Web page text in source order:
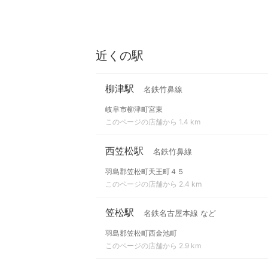
近くの駅
柳津駅 名鉄竹鼻線
岐阜市柳津町宮東
このページの店舗から 1.4 km
西笠松駅 名鉄竹鼻線
羽島郡笠松町天王町４５
このページの店舗から 2.4 km
笠松駅 名鉄名古屋本線 など
羽島郡笠松町西金池町
このページの店舗から 2.9 km